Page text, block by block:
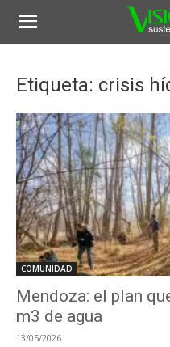
Etiqueta: crisis
COMUNIDAD
Mendoza: el plan
m3 de agua
13/05/2026